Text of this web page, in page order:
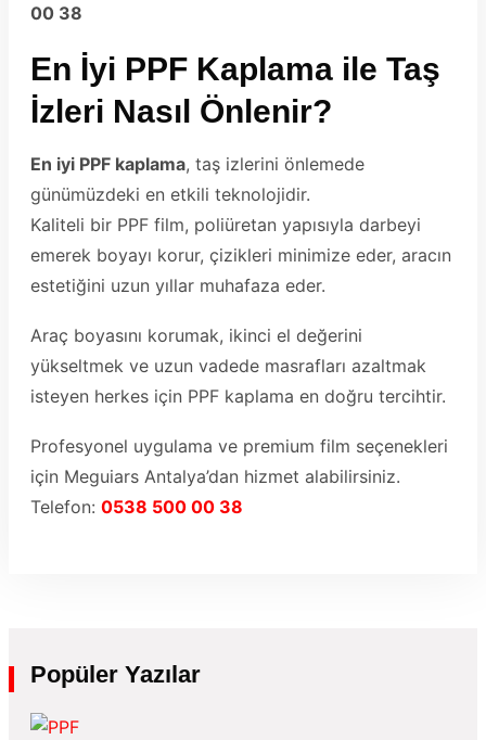
00 38
En İyi PPF Kaplama ile Taş
İzleri Nasıl Önlenir?
En iyi PPF kaplama, taş izlerini önlemede
günümüzdeki en etkili teknolojidir.
Kaliteli bir PPF film, poliüretan yapısıyla darbeyi
emerek boyayı korur, çizikleri minimize eder, aracın
estetiğini uzun yıllar muhafaza eder.
Araç boyasını korumak, ikinci el değerini
yükseltmek ve uzun vadede masrafları azaltmak
isteyen herkes için PPF kaplama en doğru tercihtir.
Profesyonel uygulama ve premium film seçenekleri
için Meguiars Antalya’dan hizmet alabilirsiniz.
Telefon: 0538 500 00 38
Popüler Yazılar